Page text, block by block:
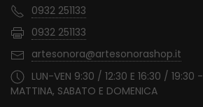
0932 251133
0932 251133
artesonora@artesonorashop.it
LUN-VEN 9:30 / 12:30 E 16:30 / 19:30 -
MATTINA, SABATO E DOMENICA